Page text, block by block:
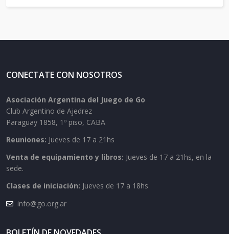
CONECTATE CON NOSOTROS
Asociación Argentina del Juego de Go
Club Argentino de Ajedrez
Paraguay 1858, 1º piso, CABA
Reuniones: Jueves de 17 a 21hs
Venta de equipamiento y libros: Jueves de 17 a 21hs, en la
sede.
Clases de iniciación: Jueves de 17 a 18hs
info@go.org.ar